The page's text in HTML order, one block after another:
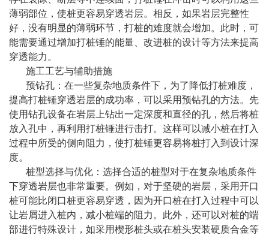
薄弱部位，使桩更容易穿透岩层。相反，如果岩层完整性
好，没有明显的薄弱环节，打桩的难度就会增加。此时，可
能需要通过增加打桩锤的能量、改进桩的设计等方法来提高
穿透能力。
施工工艺与辅助措施
预钻孔：在一些复杂地质条件下，为了降低打桩难度，
提高打桩锤穿透岩层的成功率，可以采用预钻孔的方法。先
使用钻孔设备在岩层上钻出一定深度和直径的孔，然后将桩
放入孔中，再利用打桩锤进行击打。这样可以减小桩在打入
过程中所受的侧向阻力，使打桩锤更容易将桩打入到设计深
度。
桩型选择与优化：选择合适的桩型对于在复杂地质条件
下穿透岩层也非常重要。例如，对于坚硬的岩层，采用开口
桩可能比闭口桩更容易穿透，因为开口桩在打入过程中可以
让岩屑进入桩内，减小桩端的阻力。此外，还可以对桩的端
部进行特殊设计，如采用楔形桩头或在桩头安装硬质合金等